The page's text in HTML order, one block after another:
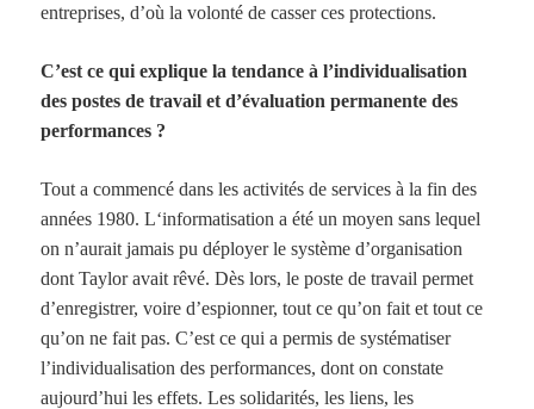
entreprises, d’où la volonté de casser ces protections.
C’est ce qui explique la tendance à l’individualisation
des postes de travail et d’évaluation permanente des
performances ?
Tout a commencé dans les activités de services à la fin des
années 1980. L‘informatisation a été un moyen sans lequel
on n’aurait jamais pu déployer le système d’organisation
dont Taylor avait rêvé. Dès lors, le poste de travail permet
d’enregistrer, voire d’espionner, tout ce qu’on fait et tout ce
qu’on ne fait pas. C’est ce qui a permis de systématiser
l’individualisation des performances, dont on constate
aujourd’hui les effets. Les solidarités, les liens, les